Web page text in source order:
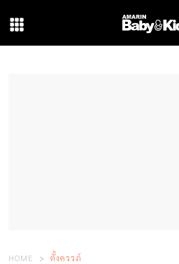
HOME ตั้งครรภ์